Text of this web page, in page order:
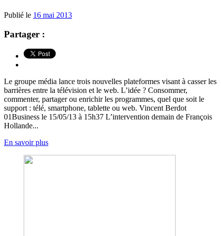
Publié le 16 mai 2013
Partager :
Le groupe média lance trois nouvelles plateformes visant à casser les
barrières entre la télévision et le web. L’idée ? Consommer,
commenter, partager ou enrichir les programmes, quel que soit le
support : télé, smartphone, tablette ou web. Vincent Berdot
01Business le 15/05/13 à 15h37 L’intervention demain de François
Hollande...
En savoir plus